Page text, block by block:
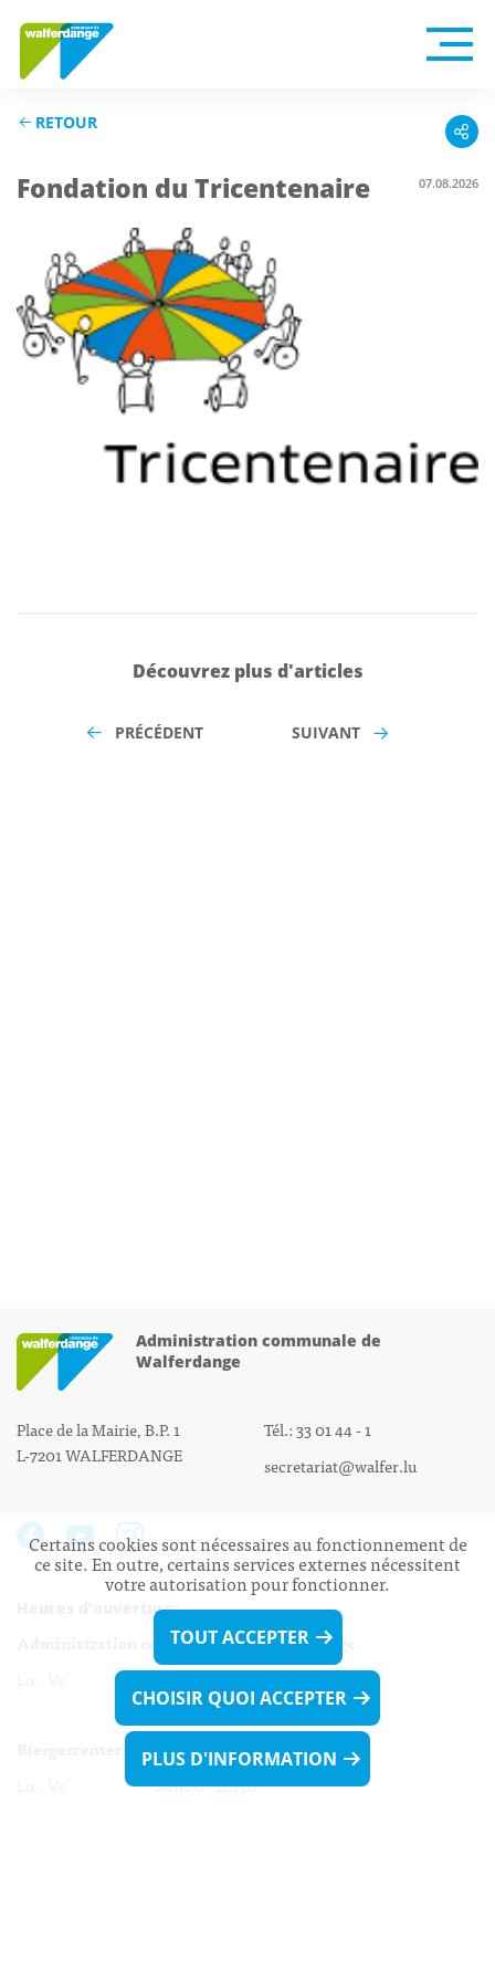
RETOUR
Fondation du Tricentenaire 07.08.2026
Découvrez plus d'articles
PRÉCÉDENT SUIVANT
Administration communale de
Walferdange
Place de la Mairie, B.P. 1
L-7201 WALFERDANGE
Tél.: 33 01 44 - 1
secretariat@walfer.lu
Heures d’ouverture:
Administration communale de Walferdange
Lu - Ve 08h00 - 11h30
13h30 - 16h00
Lu - Ve 08h00 - 11h30
Certains cookies sont nécessaires au fonctionnement de
ce site. En outre, certains services externes nécessitent
votre autorisation pour fonctionner.
TOUT ACCEPTER
CHOISIR QUOI ACCEPTER
PLUS D'INFORMATION